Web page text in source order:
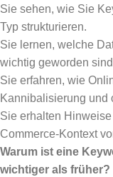
Sie sehen, wie Sie
Typ strukturieren.
Sie lernen, welche
wichtig geworden
Sie erfahren, wie
Kannibalisierung und
Sie erhalten
Commerce-Kontext
Warum ist eine
wichtiger als früher?